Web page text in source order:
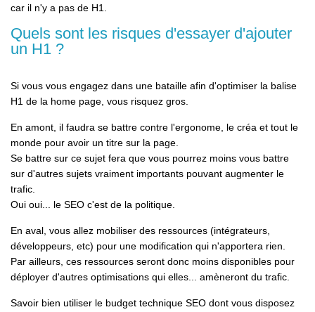
car il n'y a pas de H1.
Quels sont les risques d'essayer d'ajouter
un H1 ?
Si vous vous engagez dans une bataille afin d'optimiser la balise
H1 de la home page, vous risquez gros.
En amont, il faudra se battre contre l'ergonome, le créa et tout le
monde pour avoir un titre sur la page.
Se battre sur ce sujet fera que vous pourrez moins vous battre
sur d'autres sujets vraiment importants pouvant augmenter le
trafic.
Oui oui... le SEO c'est de la politique.
En aval, vous allez mobiliser des ressources (intégrateurs,
développeurs, etc) pour une modification qui n'apportera rien.
Par ailleurs, ces ressources seront donc moins disponibles pour
déployer d'autres optimisations qui elles... amèneront du trafic.
Savoir bien utiliser le budget technique SEO dont vous disposez